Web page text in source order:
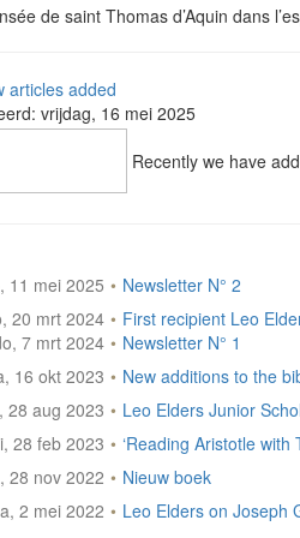
de saint Thomas d’Aquin dans
articles added
vrijdag, 16 mei 2025
Recently we have
11 mei 2025 • Newsletter N° 2
20 mrt 2024 • First recipient Leo
7 mrt 2024 • Newsletter N° 1
16 okt 2023 • New additions to the
28 aug 2023 • Leo Elders Junior
28 feb 2023 • ‘Reading Aristotle with
28 nov 2022 • Nieuw boek
2 mei 2022 • Leo Elders on Joseph